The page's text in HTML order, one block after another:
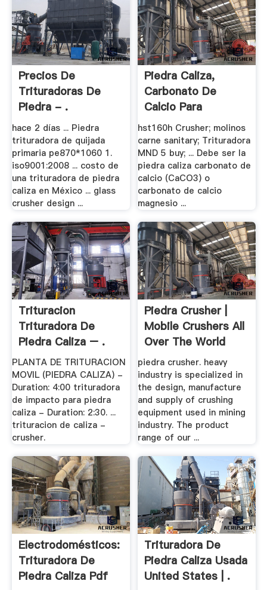
Precios De
Trituradoras De
Piedra - .
hace 2 días ... Piedra
trituradora de quijada
primaria pe870*1060 1.
iso9001:2008 ... costo de
una trituradora de piedra
caliza en México ... glass
crusher design ...
Piedra Caliza,
Carbonato De
Calcio Para
hst160h Crusher; molinos
carne sanitary; Trituradora
MND 5 buy; ... Debe ser la
piedra caliza carbonato de
calcio (CaCO3) o
carbonato de calcio
magnesio ...
Trituracion
Trituradora De
Piedra Caliza – .
PLANTA DE TRITURACION
MOVIL (PIEDRA CALIZA) -
Duration: 4:00 trituradora
de impacto para piedra
caliza - Duration: 2:30. ...
trituracion de caliza -
crusher.
Piedra Crusher |
Mobile Crushers All
Over The World
piedra crusher. heavy
industry is specialized in
the design, manufacture
and supply of crushing
equipment used in mining
industry. The product
range of our ...
Electrodomésticos:
Trituradora De
Piedra Caliza Pdf
Trituradora De
Piedra Caliza Usada
United States | .